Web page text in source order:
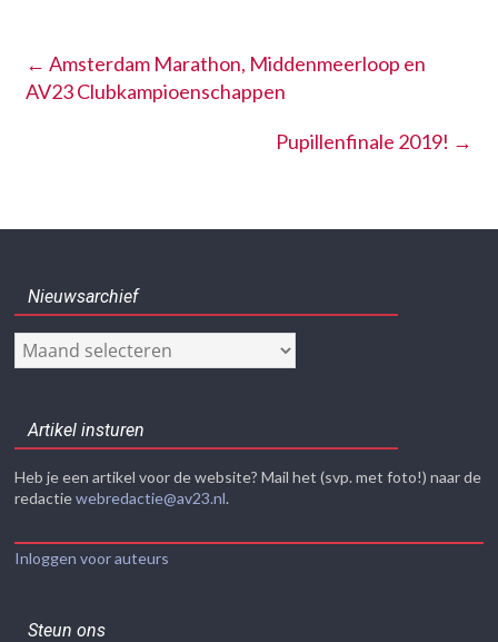
← Amsterdam Marathon, Middenmeerloop en
AV23 Clubkampioenschappen
Pupillenfinale 2019! →
Nieuwsarchief
Nieuwsarchief
Artikel insturen
Heb je een artikel voor de website? Mail het (svp. met foto!) naar de
redactiewebredactie@av23.nl.
Inloggen voor auteurs
Steun ons